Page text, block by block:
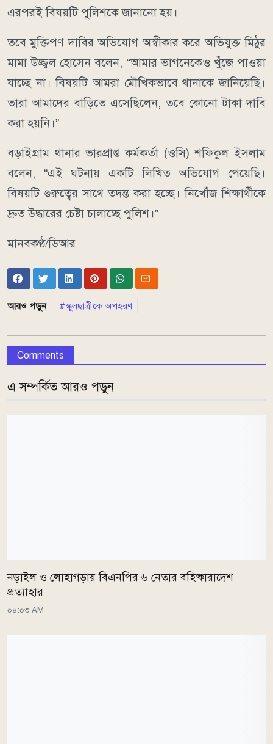
এরপরই বিষয়টি পুলিশকে জানানো হয়।
তবে মুক্তিপণ দাবির অভিযোগ অস্বীকার করে অভিযুক্ত মিঠুর
মামা উজ্জ্বল হোসেন বলেন, “আমার ভাগনেকেও খুঁজে পাওয়া
যাচ্ছে না। বিষয়টি আমরা মৌখিকভাবে থানাকে জানিয়েছি।
তারা আমাদের বাড়িতে এসেছিলেন, তবে কোনো টাকা দাবি
করা হয়নি।”
বড়াইগ্রাম থানার ভারপ্রাপ্ত কর্মকর্তা (ওসি) শফিকুল ইসলাম
বলেন, “এই ঘটনায় একটি লিখিত অভিযোগ পেয়েছি।
বিষয়টি গুরুত্বের সাথে তদন্ত করা হচ্ছে। নিখোঁজ শিক্ষার্থীকে
দ্রুত উদ্ধারের চেষ্টা চালাচ্ছে পুলিশ।”
মানবকণ্ঠ/ডিআর
আরও পড়ুন স্কুলছাত্রীকে অপহরণ
Comments
এ সম্পর্কিত আরও পড়ুন
নড়াইল ও লোহাগড়ায় বিএনপির ৬ নেতার বহিষ্কারাদেশ
প্রত্যাহার
০৪:০৩ AM